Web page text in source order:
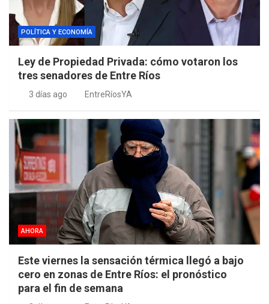
POLÍTICA Y ECONOMÍA
Ley de Propiedad Privada: cómo votaron los
tres senadores de Entre Ríos
3 días ago EntreRíosYA
AHORA
Este viernes la sensación térmica llegó a bajo
cero en zonas de Entre Ríos: el pronóstico
para el fin de semana